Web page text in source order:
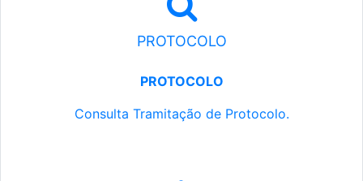
PROTOCOLO
PROTOCOLO
Consulta Tramitação de Protocolo.